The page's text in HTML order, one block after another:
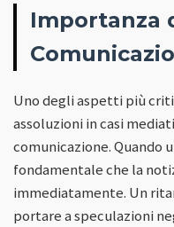
Importanza
Uno degli aspetti più
assoluzioni in casi
comunicazione. Quando
fondamentale che la
immediatamente. Un
portare a speculazioni